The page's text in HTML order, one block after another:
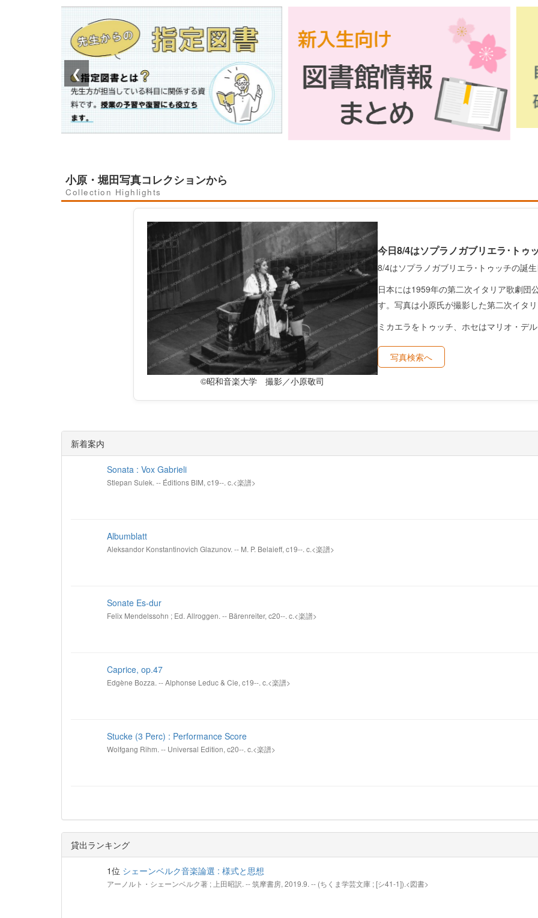
❮
小原・堀田写真コレクションから
Collection Highlights
©昭和音楽大学 撮影／小原敬司
今日8/4はソプラノガブリエラ･トゥ
8/4はソプラノガブリエラ･トゥッチの誕
日本には1959年の第二次イタリア歌劇団
す。写真は小原氏が撮影した第二次イタ
ミカエラをトゥッチ、ホセはマリオ・デ
写真検索へ
新着案内
Sonata : Vox Gabrieli
Stlepan Sulek. -- Éditions BIM, c19--. c.<楽譜>
Albumblatt
Aleksandor Konstantinovich Glazunov. -- M. P. Belaieff, c19--. c.<楽譜>
Sonate Es-dur
Felix Mendelssohn ; Ed. Allroggen. -- Bärenreiter, c20--. c.<楽譜>
Caprice, op.47
Edgène Bozza. -- Alphonse Leduc & Cie, c19--. c.<楽譜>
Stucke (3 Perc) : Performance Score
Wolfgang Rihm. -- Universal Edition, c20--. c.<楽譜>
貸出ランキング
1位 シェーンベルク音楽論選 : 様式と思想
アーノルト・シェーンベルク著 ; 上田昭訳. -- 筑摩書房, 2019.9. -- (ちくま学芸文庫 ; [シ41-1]).<図書>